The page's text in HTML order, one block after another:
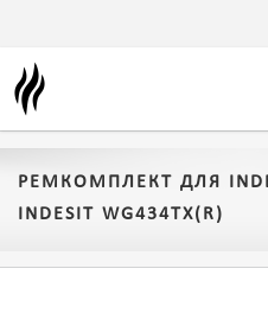
РЕМКОМПЛЕКТ ДЛЯ
INDESIT WG434TX(R)